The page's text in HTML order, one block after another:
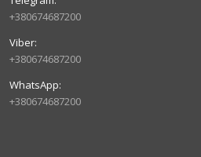
+380674687200
+380674687200
+380674687200